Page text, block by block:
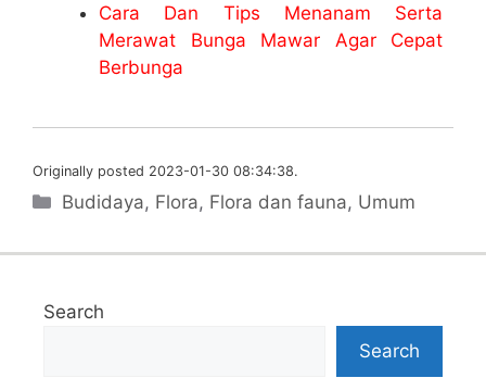
Cara Dan Tips Menanam Serta
Merawat Bunga Mawar Agar Cepat
Berbunga
Originally posted 2023-01-30 08:34:38.
Categories
Budidaya, Flora, Flora dan fauna, Umum
Search
Search